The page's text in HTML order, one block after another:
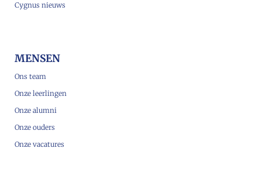
Cygnus nieuws
MENSEN
Ons team
Onze leerlingen
Onze alumni
Onze ouders
Onze vacatures